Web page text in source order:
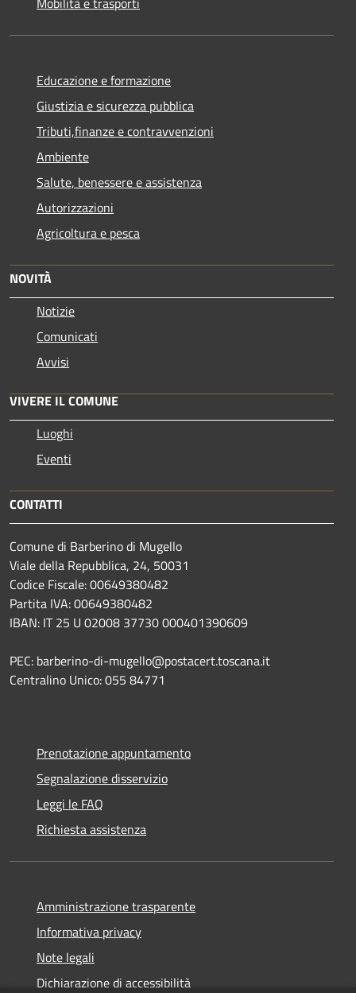
Educazione e formazione
Giustizia e sicurezza pubblica
Tributi,finanze e contravvenzioni
Ambiente
Salute, benessere e assistenza
Autorizzazioni
Agricoltura e pesca
NOVITÀ
Notizie
Comunicati
Avvisi
VIVERE IL COMUNE
Luoghi
Eventi
CONTATTI
Comune di Barberino di Mugello
Viale della Repubblica, 24, 50031
Codice Fiscale: 00649380482
Partita IVA: 00649380482
IBAN: IT 25 U 02008 37730 000401390609
PEC: barberino-di-mugello@postacert.toscana.it
Centralino Unico: 055 84771
Prenotazione appuntamento
Segnalazione disservizio
Leggi le FAQ
Richiesta assistenza
Amministrazione trasparente
Informativa privacy
Note legali
Dichiarazione di accessibilità